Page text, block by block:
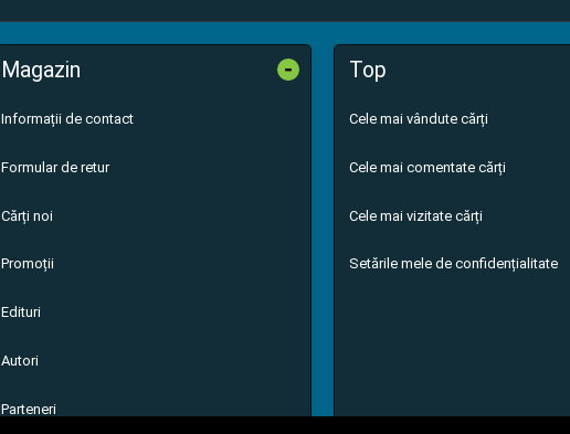
Magazin -
Informații de contact
Formular de retur
Cărți noi
Promoții
Edituri
Autori
Parteneri
Top
Cele mai vândute cărți
Cele mai comentate cărți
Cele mai vizitate cărți
Setările mele de confidențialitate